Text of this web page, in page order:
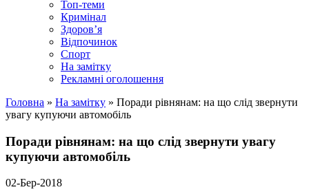
Топ-теми
Кримінал
Здоров’я
Відпочинок
Спорт
На замітку
Рекламні оголошення
Головна » На замітку » Поради рівнянам: на що слід звернути
увагу купуючи автомобіль
Поради рівнянам: на що слід звернути увагу
купуючи автомобіль
02-Бер-2018